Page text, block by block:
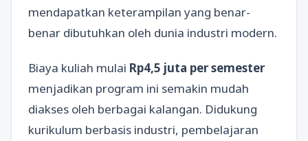
mendapatkan keterampilan yang benar-
benar dibutuhkan oleh dunia industri modern.
Biaya kuliah mulai Rp4,5 juta per semester
menjadikan program ini semakin mudah
diakses oleh berbagai kalangan. Didukung
kurikulum berbasis industri, pembelajaran